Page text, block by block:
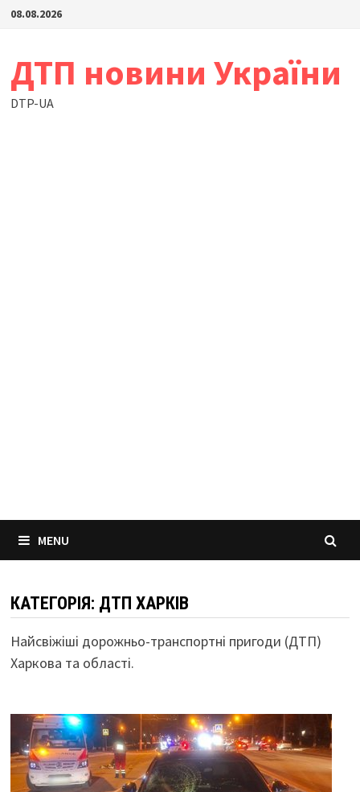
Skip08.08.2026
ДТП новини України
DTP-UA
MENU
КАТЕГОРІЯ: ДТП ХАРКІВ
Найсвіжіші дорожньо-транспортні пригоди (ДТП)
Харкова та області.